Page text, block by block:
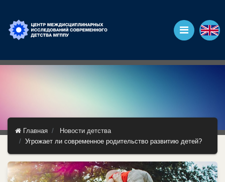
Главная
Новости детства
Угрожает ли современное родительство развитию детей?